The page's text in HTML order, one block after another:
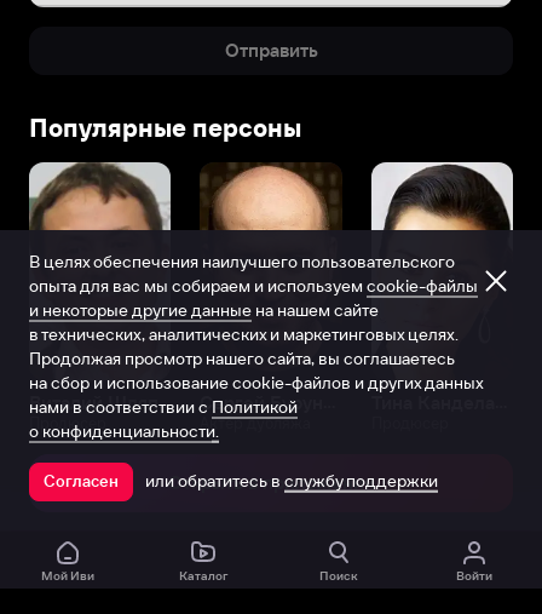
Отправить
Популярные персоны
Виталий Шляппо
Продюсер Актёр дубляжа
Открыть в приложении
Мой Иви Каталог Поиск Войти
В целях обеспечения наилучшего пользовательского
опыта для вас мы собираем и используем cookie-файлы
и некоторые другие данные на нашем сайте
в технических, аналитических и маркетинговых целях.
Продолжая просмотр нашего сайта, вы соглашаетесь
на сбор и использование cookie-файлов и других данных
нами в соответствии с Политикой
о конфиденциальности.
Согласен или обратитесь в службу поддержки